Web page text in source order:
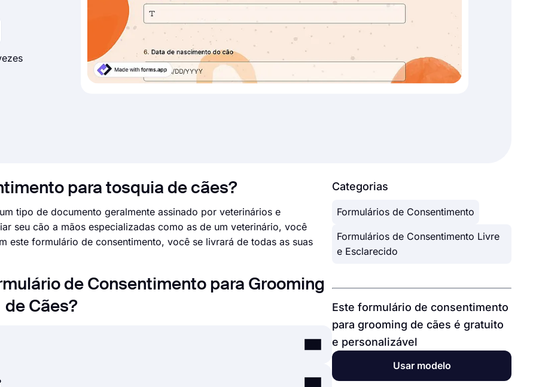
para tosquia de cães?
tipo de documento geralmente assinado por veterinários e
seu cão a mãos especializadas como as de um veterinário, você
este formulário de consentimento, você se livrará de todas as suas
de Consentimento para Grooming
de Cães?
do consentimento de uma segunda parte depois de lhe explicar os
Categorias
Formulários de Consentimento
Formulários de Consentimento Livre
e Esclarecido
Este formulário de consentimento
para grooming de cães é gratuito
e personalizável
Usar modelo